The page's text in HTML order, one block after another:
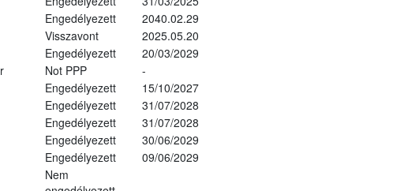
Engedélyezett
2040.02.29
Visszavont
2025.05.20
Engedélyezett
20/03/2029
Not PPP
-
Engedélyezett
15/10/2027
Engedélyezett
31/07/2028
Engedélyezett
31/07/2028
Engedélyezett
30/06/2029
Engedélyezett
09/06/2029
Nem